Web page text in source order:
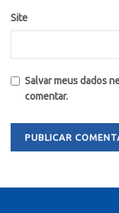
Site
Salvar meus dados
comentar.